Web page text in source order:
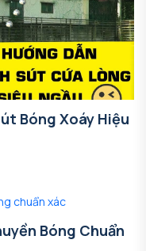
Bóng Xoáy Hiệu
Bóng Chuẩn